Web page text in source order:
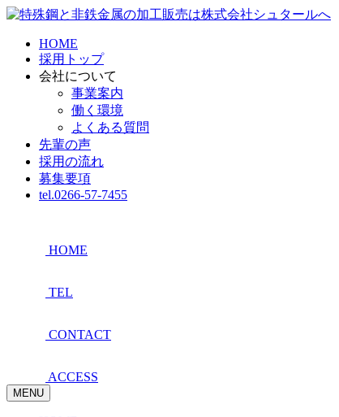
HOME
採用トップ
会社について
事業案内
働く環境
よくある質問
先輩の声
採用の流れ
募集要項
tel.0266-57-7455
HOME
TEL
CONTACT
ACCESS
MENU